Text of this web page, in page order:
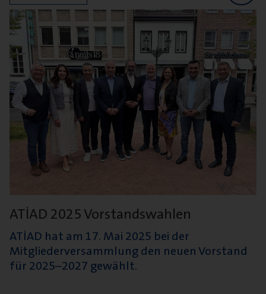
ATİAD 2025 Vorstandswahlen
ATİAD hat am 17. Mai 2025 bei der
Mitgliederversammlung den neuen Vorstand
für 2025–2027 gewählt.